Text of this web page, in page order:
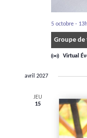
Groupe de
5 octobre -
Virtual
avril 2027
JEU
15